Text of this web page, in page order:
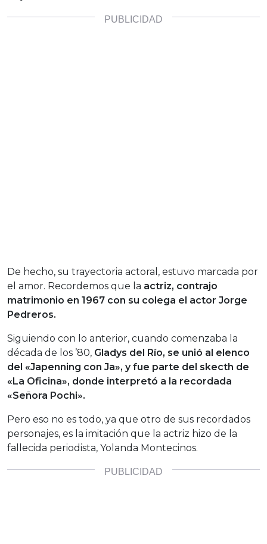
De hecho, su trayectoria actoral, estuvo marcada por
el amor. Recordemos que la actriz, contrajo
matrimonio en 1967 con su colega el actor Jorge
Pedreros.
Siguiendo con lo anterior, cuando comenzaba la
década de los ’80, Gladys del Río, se unió al elenco
del «Japenning con Ja», y fue parte del skecth de
«La Oficina», donde interpretó a la recordada
«Señora Pochi».
Pero eso no es todo, ya que otro de sus recordados
personajes, es la imitación que la actriz hizo de la
fallecida periodista, Yolanda Montecinos.